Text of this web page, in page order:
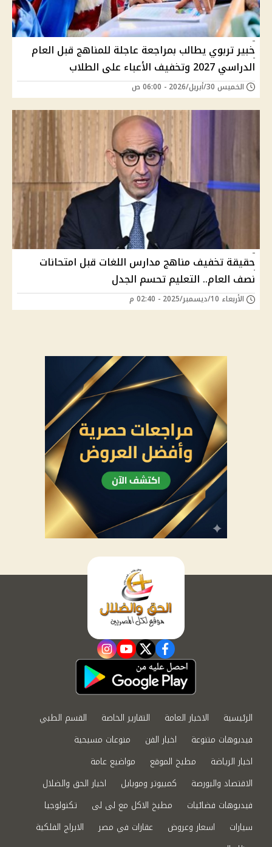
خبير تربوي يطالب بمراجعة عاجلة للمناهج قبل العام
الدراسي 2027 وتخفيف الأعباء على الطلاب
الخميس 30/أبريل/2026 - 06:00 ص
حقيقة تخفيف مناهج مدارس اللغات قبل امتحانات
نصف العام.. التعليم تحسم الجدل
الأربعاء 10/ديسمبر/2025 - 02:40 م
facebook
twitter
youtube
instagram
الرئيسية الاخبار العامة التقارير الخاصة
القسم الطبي
فيديوهات متنوعة
اخبار الفن
منوعات مسيحية
اخبار الرياضة
مطبخ الموقع
مواضيع عامة
الاقتصاد والبورصة
كمبيوتر وموبايل
اخبار الحق والضلال
فيديوهات فضائيات
مطبخ الاكل مع لى لى
تكنولوجيا
سيارات
اسعار وعروض عقارات في مصر
الابراج الفلكية